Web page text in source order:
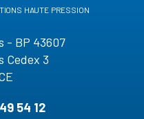
haute pression
- BP 43607
Cedex 3
54 12